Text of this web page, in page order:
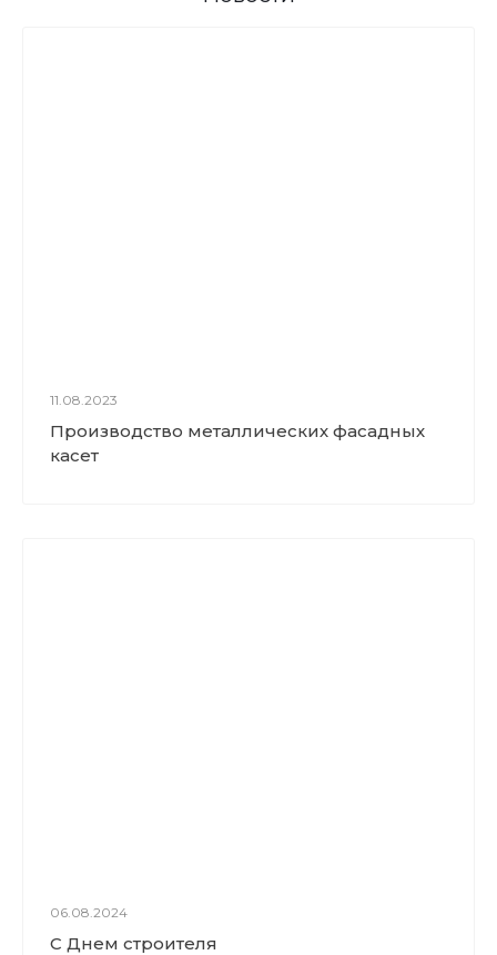
11.08.2023
Производство металлических фасадных
касет
06.08.2024
С Днем строителя